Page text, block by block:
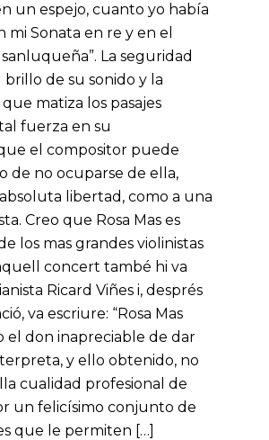
un espejo, cuanto yo había
Sonata en re y en el
La seguridad
brillo de su sonido y la
matiza los pasajes
fuerza en su
el compositor puede
de no ocuparse de ella,
libertad, como a una
Creo que Rosa Mas es
los mas grandes violinistas
concert també hi va
Ricard Viñes i, després
va escriure: “Rosa Mas
el don inapreciable de dar
y ello obtenido, no
cualidad profesional de
un felicísimo conjunto de
que le permiten […]